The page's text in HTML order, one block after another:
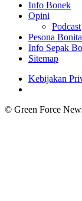
Info Bonek
Opini
Podcast
Pesona Bonita
Info Sepak
Sitemap
Kebijakan
© Green Force